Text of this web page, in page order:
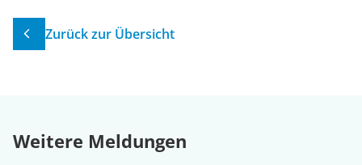
Zurück zur Übersicht
Weitere Meldungen